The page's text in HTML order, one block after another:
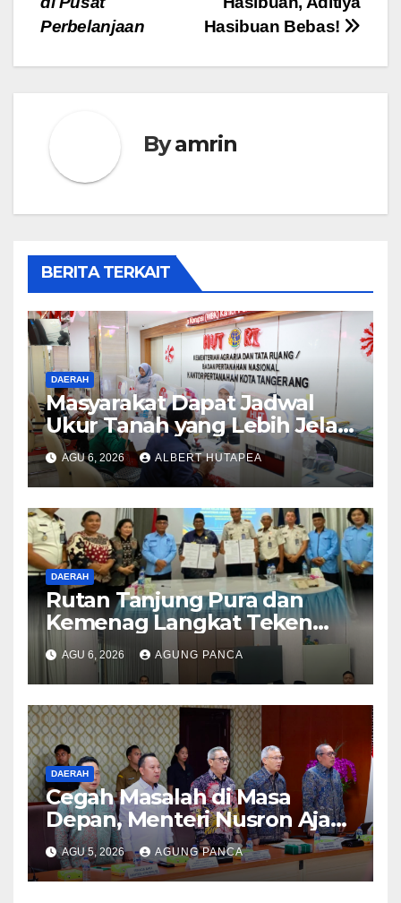
Hasibuan Bebas!
Perbelanjaan
Byamrin
BERITA TERKAIT
DAERAH
Masyarakat Dapat Jadwal
Ukur Tanah yang Lebih Jelas
Berkat Layanan Pengukuran
Terjadwal
AGU 6, 2026 ALBERT HUTAPEA
DAERAH
Rutan Tanjung Pura dan
Kemenag Langkat Teken
PKS Pembinaan Kerohanian
Warga Binaan
AGU 6, 2026 AGUNG PANCA
DAERAH
Cegah Masalah di Masa
Depan, Menteri Nusron Ajak
Pemda Percepat Sertipikasi
Tanah Rumah Ibadah di NTT
AGU 5, 2026 AGUNG PANCA